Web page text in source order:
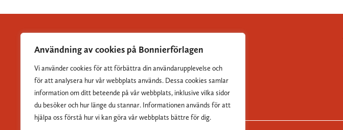
Användning av cookies på Bonnierförlagen
Vi använder cookies för att förbättra din användarupplevelse och
för att analysera hur vår webbplats används. Dessa cookies samlar
information om ditt beteende på vår webbplats, inklusive vilka sidor
du besöker och hur länge du stannar. Informationen används för att
hjälpa oss förstå hur vi kan göra vår webbplats bättre för dig.
Albert Bonniers Förlag grundades 1837 och är Sveriges
största skönlitterära förlag.